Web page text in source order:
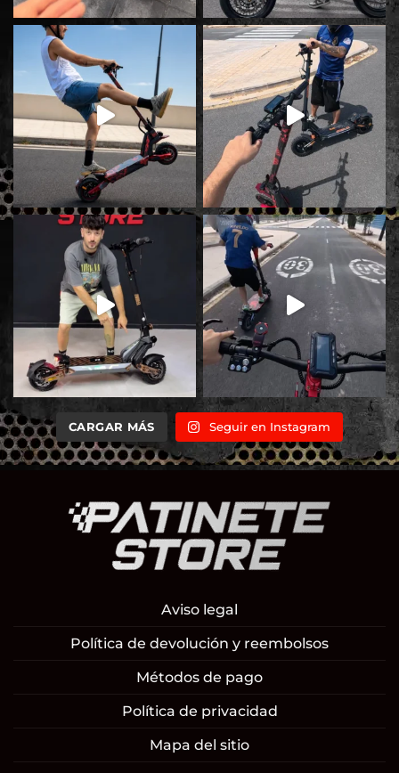
CARGAR MÁS Seguir en Instagram
Aviso legal
Política de devolución y reembolsos
Métodos de pago
Política de privacidad
Mapa del sitio